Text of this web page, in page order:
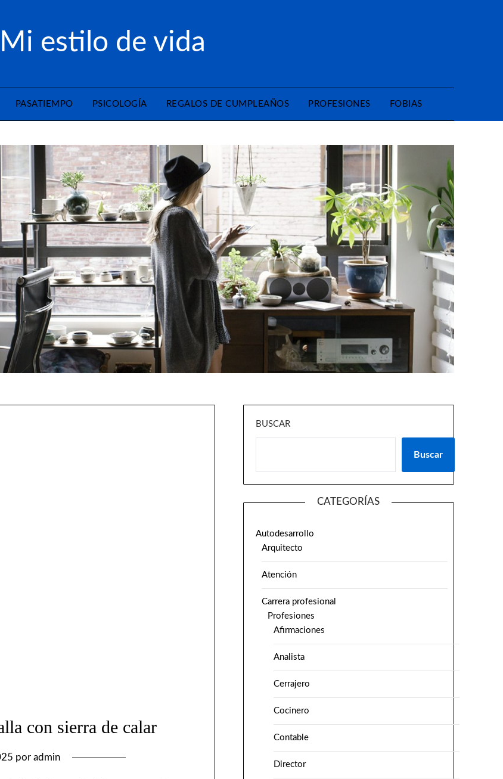
Mi estilo de vida
PASATIEMPO PSICOLOGÍA REGALOS DE CUMPLEAÑOS PROFESIONES FOBIAS
con sierra de calar
por admin
BUSCAR
Buscar
CATEGORÍAS
Autodesarrollo
Arquitecto
Atención
Carrera profesional
Profesiones
Afirmaciones
Analista
Cerrajero
Cocinero
Contable
Director